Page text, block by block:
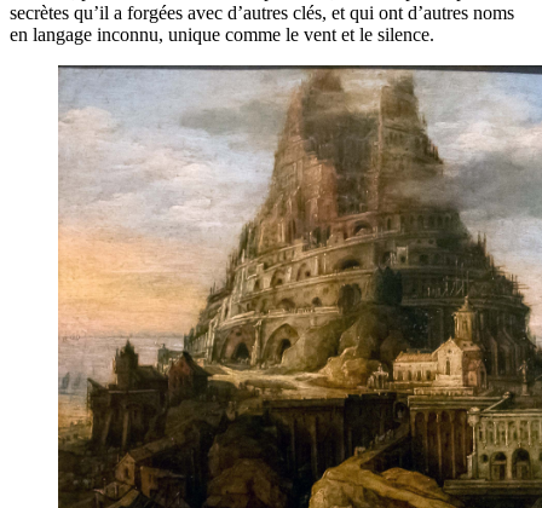
secrètes qu’il a forgées avec d’autres clés, et qui ont d’autres noms
en langage inconnu, unique comme le vent et le silence.